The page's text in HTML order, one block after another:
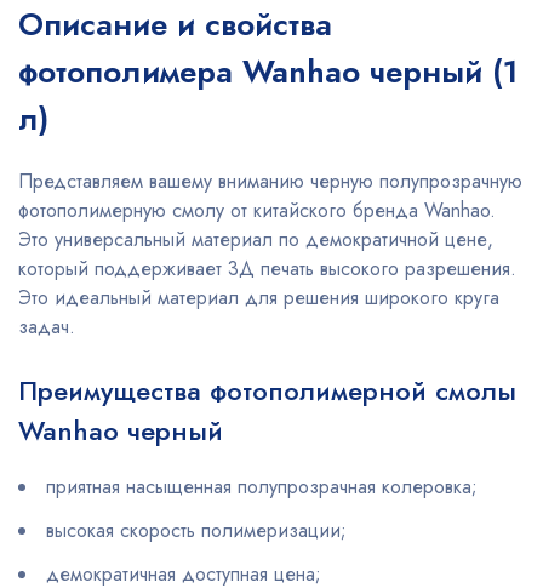
Описание и свойства
фотополимера Wanhao черный (1
л)
Представляем вашему вниманию черную полупрозрачную
фотополимерную смолу от китайского бренда Wanhao.
Это универсальный материал по демократичной цене,
который поддерживает 3Д печать высокого разрешения.
Это идеальный материал для решения широкого круга
задач.
Преимущества фотополимерной смолы
Wanhao черный
приятная насыщенная полупрозрачная колеровка;
высокая скорость полимеризации;
демократичная доступная цена;